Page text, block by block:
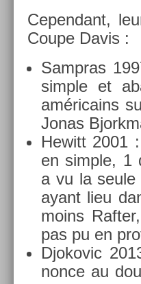
Cepen­dant,
Coupe Davis :
Sampras
sim­ple et
américains
Jonas
Hewitt 2001
en sim­ple, 1
a vu la seule
ayant lieu
moins
pas pu en
Djokovic
non­ce au